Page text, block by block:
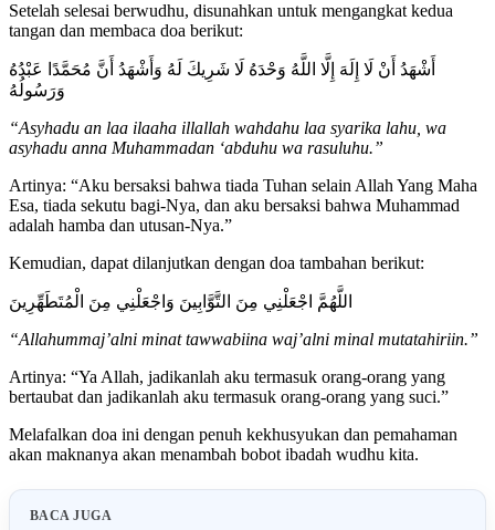
Setelah selesai berwudhu, disunahkan untuk mengangkat kedua
tangan dan membaca doa berikut:
أَشْهَدُ أَنْ لَا إِلَهَ إِلَّا اللَّهُ وَحْدَهُ لَا شَرِيكَ لَهُ وَأَشْهَدُ أَنَّ مُحَمَّدًا عَبْدُهُ
وَرَسُولُهُ
“Asyhadu an laa ilaaha illallah wahdahu laa syarika lahu, wa
asyhadu anna Muhammadan ‘abduhu wa rasuluhu.”
Artinya: “Aku bersaksi bahwa tiada Tuhan selain Allah Yang Maha
Esa, tiada sekutu bagi-Nya, dan aku bersaksi bahwa Muhammad
adalah hamba dan utusan-Nya.”
Kemudian, dapat dilanjutkan dengan doa tambahan berikut:
اللَّهُمَّ اجْعَلْنِي مِنَ التَّوَّابِينَ وَاجْعَلْنِي مِنَ الْمُتَطَهِّرِينَ
“Allahummaj’alni minat tawwabiina waj’alni minal mutatahiriin.”
Artinya: “Ya Allah, jadikanlah aku termasuk orang-orang yang
bertaubat dan jadikanlah aku termasuk orang-orang yang suci.”
Melafalkan doa ini dengan penuh kekhusyukan dan pemahaman
akan maknanya akan menambah bobot ibadah wudhu kita.
BACA JUGA